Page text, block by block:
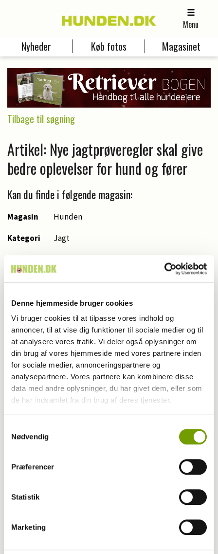
Denne hjemmeside bruger cookies
Vi bruger cookies til at tilpasse vores indhold og
annoncer, til at vise dig funktioner til sociale medier og til
at analysere vores trafik. Vi deler også oplysninger om
din brug af vores hjemmeside med vores partnere inden
for sociale medier, annonceringspartnere og
analysepartnere. Vores partnere kan kombinere disse
data med andre oplysninger, du har givet dem, eller som
de har indsamlet fra din brug af deres tjenester.
Nødvendig
Præferencer
Statistik
Marketing
Menu
Nyheder Køb fotos Magasinet
Tilbage til søgning
Artikel: Nye jagtprøveregler skal give
bedre oplevelser for hund og fører
Kan du finde i følgende magasin:
Magasin
Hunden
Kategori
Jagt
år
2026
måned
side nr.
66
Antal
sider
3,0
Skribent Per Stouby
SJD
point
jagtprøver